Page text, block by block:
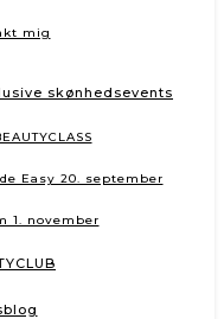
mig
skønhedsevents
Easy 20. september
1. november